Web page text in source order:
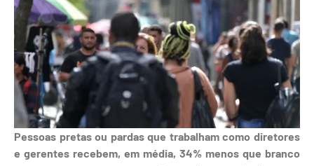
Pessoas pretas ou pardas que trabalham como diretores
e gerentes recebem, em média, 34% menos que branco